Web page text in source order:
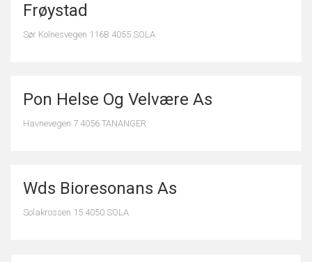
Frøystad
Sør Kolnesvegen 116B 4055 SOLA
Pon Helse Og Velvære As
Havnevegen 7 4056 TANANGER
Wds Bioresonans As
Solakrossen 15 4050 SOLA